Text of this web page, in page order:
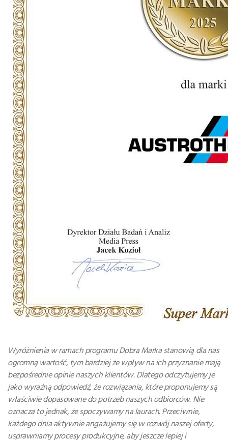
Wyróżnienia w ramach programu Dobra Marka stanowią dla nas
ogromną wartość, tym bardziej że wpływ na ich przyznanie mają
bezpośrednie opinie naszych klientów. Dlatego odczytujemy je
jako wyraźną odpowiedź, że rozwiązania, które proponujemy są
właściwie dopasowane do potrzeb naszych odbiorców. Nie
oznacza to jednak, że spoczywamy na laurach. Przeciwnie,
każdego dnia aktywnie angażujemy się w rozwój naszej oferty,
usprawniamy procesy produkcyjne, aby jeszcze lepiej i